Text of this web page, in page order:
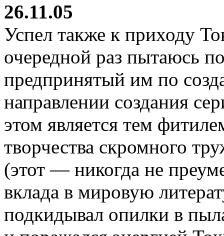
26.11.05
Успел также к приходу
очередной раз пытаюсь
предпринятый им по
направлении создания
этом является тем
творчества скромного
(этот — никогда не
вклада в мировую
подкидывал опилки в